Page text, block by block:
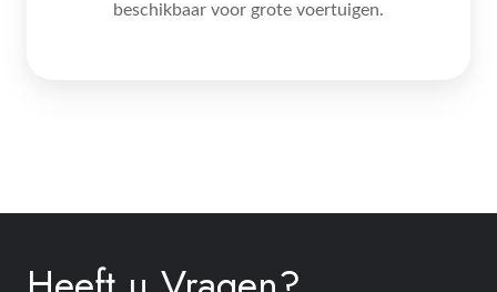
beschikbaar voor grote voertuigen.